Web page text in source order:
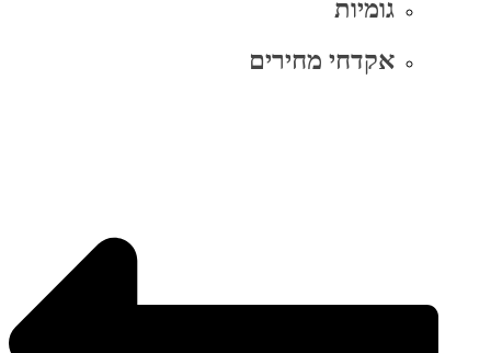
גומיות
אקדחי מחירים